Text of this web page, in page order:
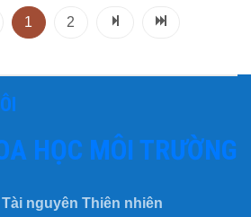
1 2
HỌC MÔI TRƯỜNG
nguyên Thiên nhiên